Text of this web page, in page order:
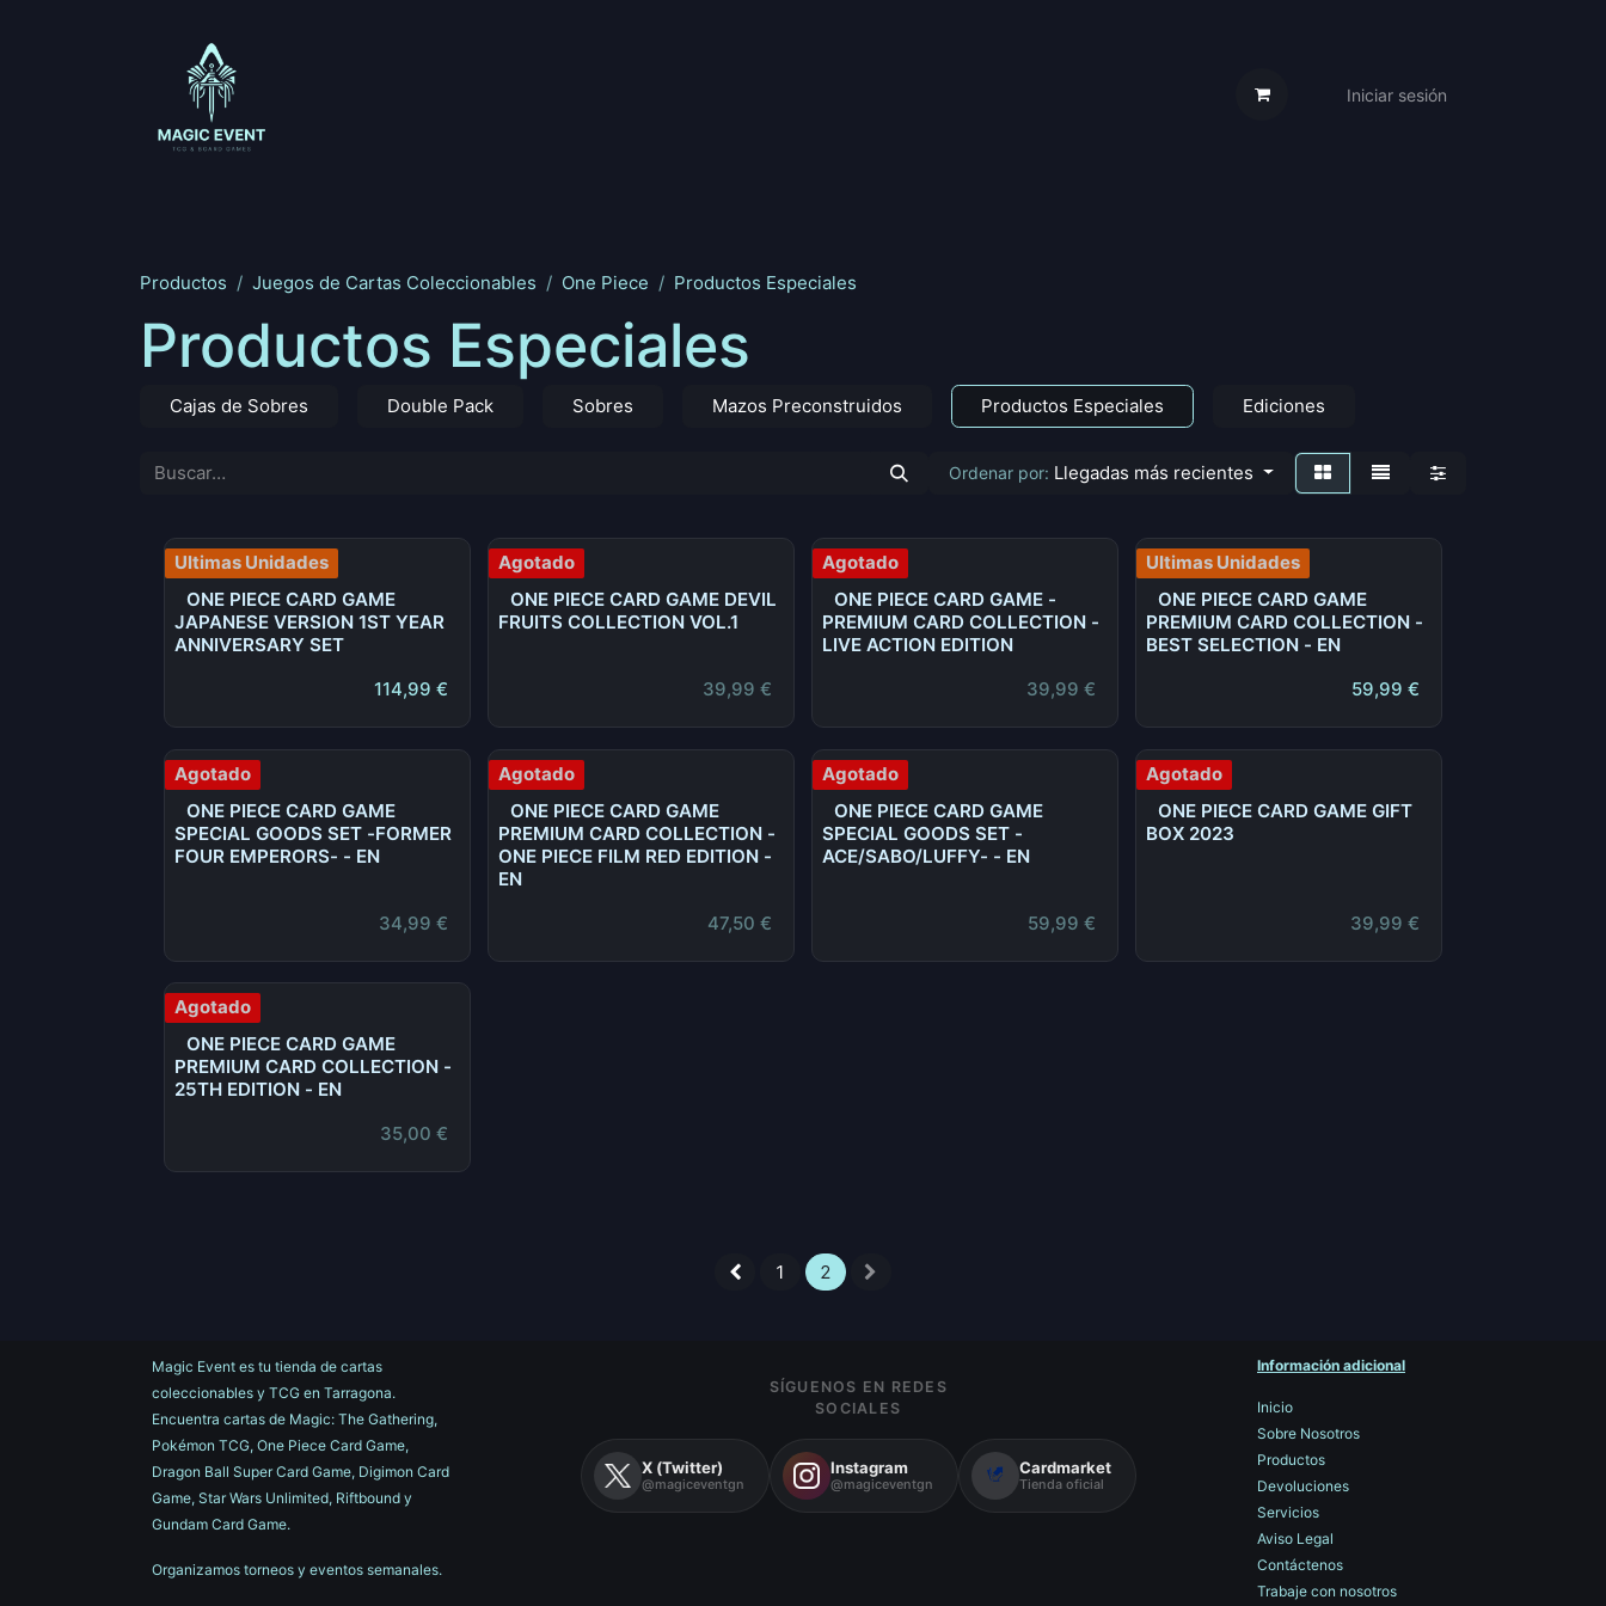
Iniciar sesión
Productos Juegos de Cartas Coleccionables One Piece Productos Especiales
Productos Especiales
Cajas de Sobres Double Pack Sobres Mazos Preconstruidos Productos Especiales Ediciones
Ordenar por: Llegadas más recientes
Ultimas Unidades
ONE PIECE CARD GAME
JAPANESE VERSION 1ST YEAR
ANNIVERSARY SET
114,99 €
Agotado
ONE PIECE CARD GAME DEVIL
FRUITS COLLECTION VOL.1
39,99 €
Agotado
ONE PIECE CARD GAME -
PREMIUM CARD COLLECTION -
LIVE ACTION EDITION
39,99 €
Ultimas Unidades
ONE PIECE CARD GAME
PREMIUM CARD COLLECTION -
BEST SELECTION - EN
59,99 €
Agotado
ONE PIECE CARD GAME
SPECIAL GOODS SET -FORMER
FOUR EMPERORS- - EN
34,99 €
Agotado
ONE PIECE CARD GAME
PREMIUM CARD COLLECTION -
ONE PIECE FILM RED EDITION -
EN
47,50 €
Agotado
ONE PIECE CARD GAME
SPECIAL GOODS SET -
ACE/SABO/LUFFY- - EN
59,99 €
Agotado
ONE PIECE CARD GAME GIFT
BOX 2023
39,99 €
Agotado
ONE PIECE CARD GAME
PREMIUM CARD COLLECTION -
25TH EDITION - EN
35,00 €
1 2
Magic Event es tu tienda de cartas
coleccionables y TCG en Tarragona.
Encuentra cartas de Magic: The Gathering,
Pokémon TCG, One Piece Card Game,
Dragon Ball Super Card Game, Digimon Card
Game, Star Wars Unlimited, Riftbound y
Gundam Card Game.
Organizamos torneos y eventos semanales.
SÍGUENOS EN REDES
SOCIALES
X (Twitter)
@magiceventgn
Instagram
@magiceventgn
Cardmarket
Tienda oficial
Información adicional
Inicio
Sobre Nosotros
Productos
Devoluciones
Servicios
Aviso Legal
Contáctenos
Trabaje con nosotros